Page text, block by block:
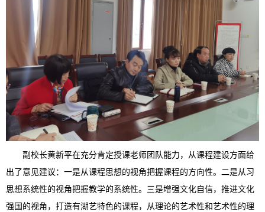
副校长黄新平在充分肯定授课老师 团队能力， 从课程建设方面给
出了意见建议：一是从课程思想的视角把握课程的方向性。二是从习
思想系统性的视角把握教学的系统性。三是增强文化自信，推进文化
强国的视角，打造有湖艺特色的课程， 从理论的艺术性和艺术性的理